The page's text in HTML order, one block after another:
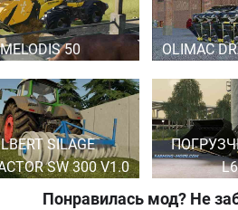
50 OLIMAC
SILAGE
SW 300 V1.0
Понравилась мод? Не